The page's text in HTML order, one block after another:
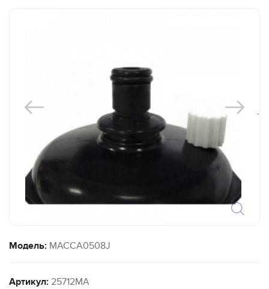
`
Модель: MACCA0508J
Артикул: 25712MA